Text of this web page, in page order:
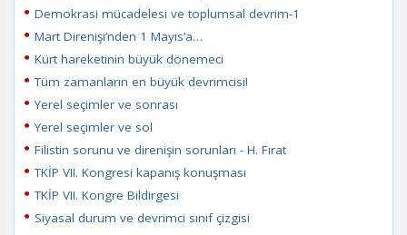
Demokrasi mücadelesi ve toplumsal devrim-1
Mart Direnişi’nden 1 Mayıs’a…
Kürt hareketinin büyük dönemeci
Tüm zamanların en büyük devrimcisi!
Yerel seçimler ve sonrası
Yerel seçimler ve sol
Filistin sorunu ve direnişin sorunları - H. Fırat
TKİP VII. Kongresi kapanış konuşması
TKİP VII. Kongre Bildirgesi
Siyasal durum ve devrimci sınıf çizgisi